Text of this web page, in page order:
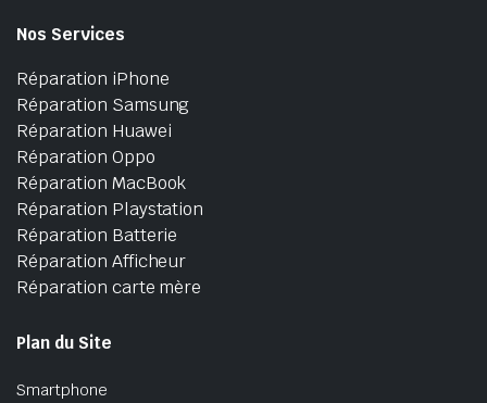
Nos Services
Réparation iPhone
Réparation Samsung
Réparation Huawei
Réparation Oppo
Réparation MacBook
Réparation Playstation
Réparation Batterie
Réparation Afficheur
Réparation carte mère
Plan du Site
Smartphone